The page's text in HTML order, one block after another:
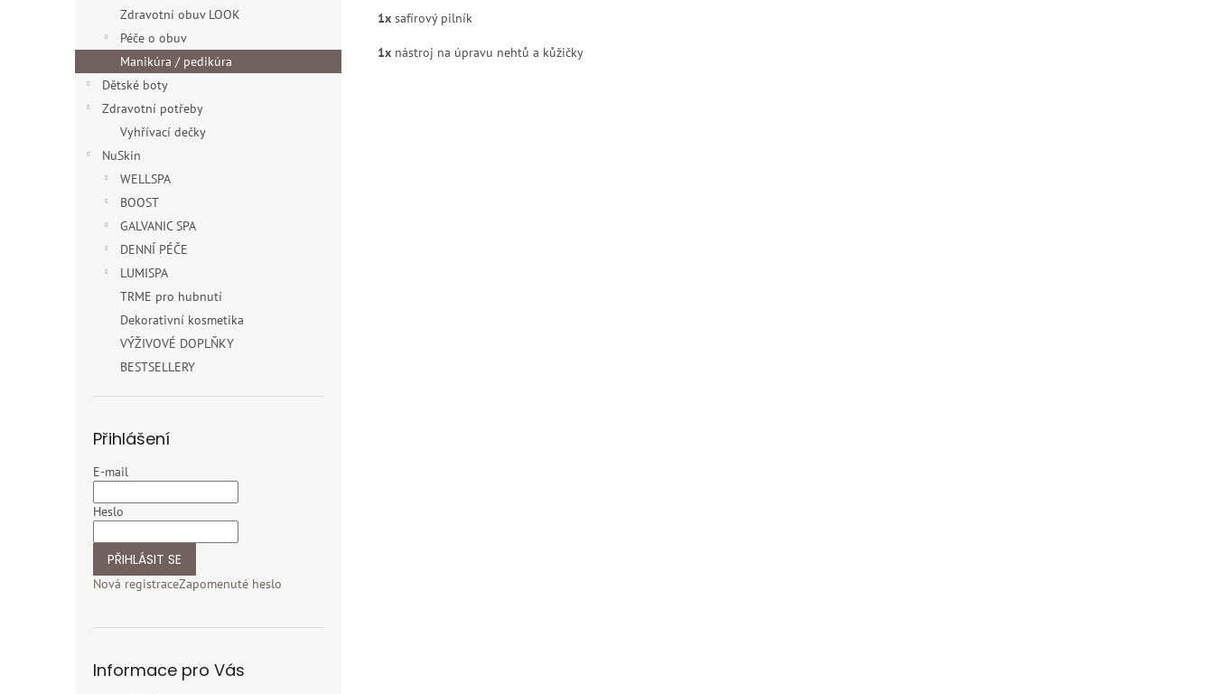
Zdravotní obuv LOOK
Péče o obuv
Manikúra / pedikúra
Dětské boty
Zdravotní potřeby
Vyhřívací dečky
NuSkin
WELLSPA
BOOST
GALVANIC SPA
DENNÍ PÉČE
LUMISPA
TRME pro hubnutí
Dekorativní kosmetika
VÝŽIVOVÉ DOPLŇKY
BESTSELLERY
Přihlášení
E-mail
Heslo
PŘIHLÁSIT SE
Nová registraceZapomenuté heslo
Informace pro Vás
1x safírový pilník
1x nástroj na úpravu nehtů a kůžičky